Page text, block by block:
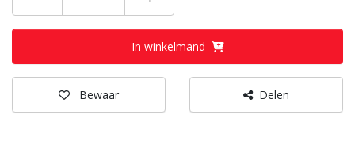
In winkelmand
Bewaar Delen